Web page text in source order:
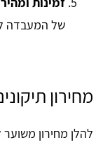
של המעבדה
מחירון
להלן מחירון משוער